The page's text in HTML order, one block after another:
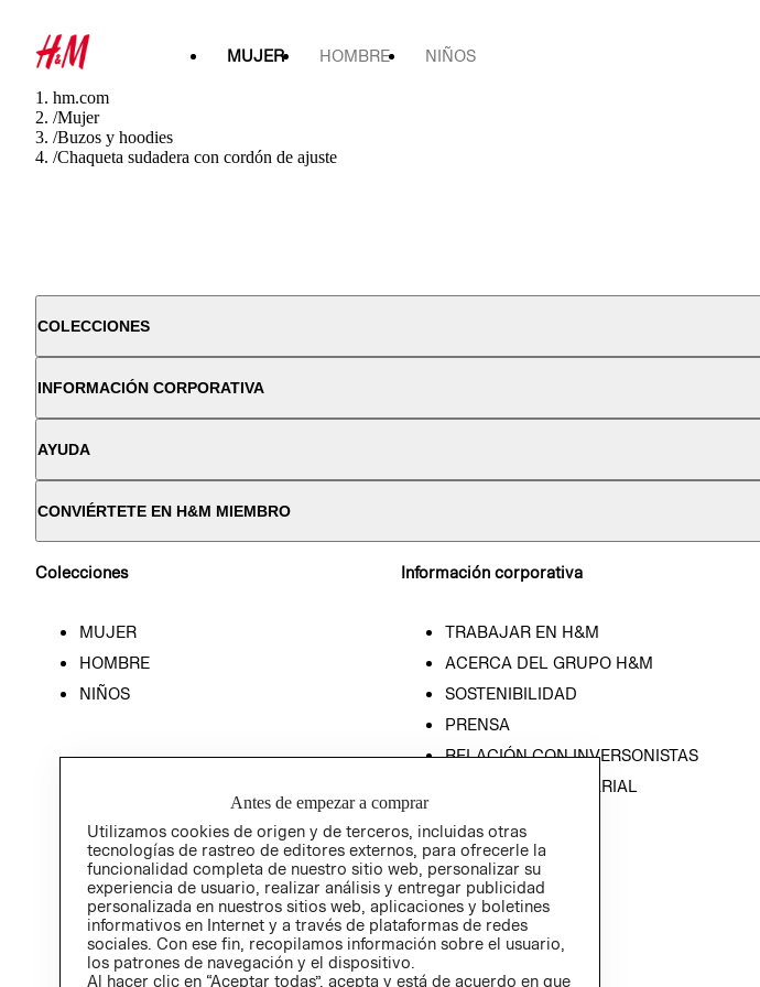
MUJER HOMBRE NIÑOS
hm.com
/Mujer
/Buzos y hoodies
/Chaqueta sudadera con cordón de ajuste
COLECCIONES
INFORMACIÓN CORPORATIVA
AYUDA
CONVIÉRTETE EN H&M MIEMBRO
Colecciones
MUJER
HOMBRE
NIÑOS
Información corporativa
TRABAJAR EN H&M
ACERCA DEL GRUPO H&M
SOSTENIBILIDAD
PRENSA
RELACIÓN CON INVERSONISTAS
POLÍTICA EMPRESARIAL
Antes de empezar a comprar
Utilizamos cookies de origen y de terceros, incluidas otras
tecnologías de rastreo de editores externos, para ofrecerle la
funcionalidad completa de nuestro sitio web, personalizar su
experiencia de usuario, realizar análisis y entregar publicidad
personalizada en nuestros sitios web, aplicaciones y boletines
informativos en Internet y a través de plataformas de redes
sociales. Con ese fin, recopilamos información sobre el usuario,
los patrones de navegación y el dispositivo.
Al hacer clic en “Aceptar todas”, acepta y está de acuerdo en que